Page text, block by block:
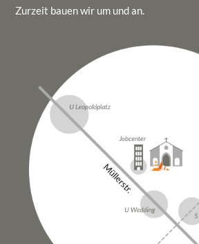
Bildungsspenden
NEWSLETTER
DOWNLOADS
KONTAKT
IMPRESSUM
DATENSCHUTZ
Zurzeit bauen wir um und an.